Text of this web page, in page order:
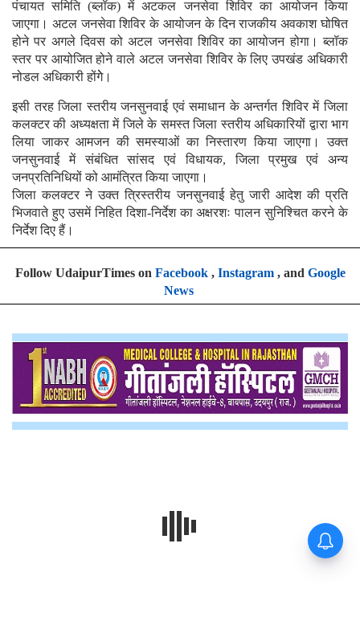
पंचायत समिति (ब्लॉक) में अटकल जनसेवा शिविर का आयोजन किया
जाएगा। अटल जनसेवा शिविर के आयोजन के दिन राजकीय अवकाश घोषित
होने पर अगले दिवस को अटल जनसेवा शिविर का आयोजन होगा। ब्लॉक
स्तर पर आयोजित होने वाले अटल जनसेवा शिविर के लिए उपखंड अधिकारी
नोडल अधिकारी होंगेे।
इसी तरह जिला स्तरीय जनसुनवाई एवं समाधान के अन्तर्गत शिविर में जिला
कलक्टर की अध्यक्षता में जिले के समस्त जिला स्तरीय अधिकारियों द्वारा भाग
लिया जाकर आमजन की समस्याओं का निस्तारण किया जाएगा। उक्त
जनसुनवाई में संबंधित सांसद एवं विधायक, जिला प्रमुख एवं अन्य
जनप्रतिनिधियों को आमंत्रित किया जाएगा।
जिला कलक्टर ने उक्त त्रिस्तरीय जनसुनवाई हेतु जारी आदेश की प्रति
भिजवाते हुए उसमें निहित दिशा-निर्देश का अक्षरशः पालन सुनिश्चित करने के
निर्देश दिए हैं।
Follow UdaipurTimes on Facebook, Instagram, and Google
News